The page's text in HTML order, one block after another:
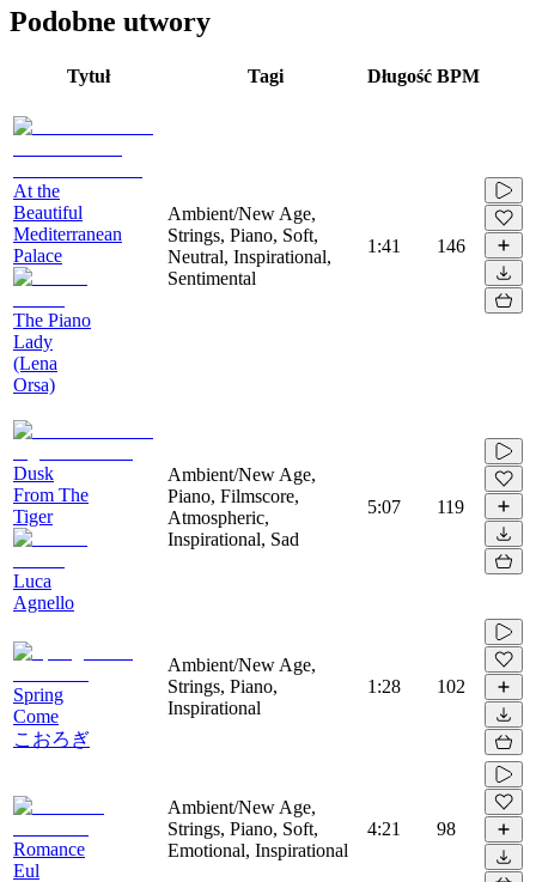
Podobne utwory
Tytuł Tagi Długość BPM
At the
Beautiful
Mediterranean
Palace
The Piano
Lady
(Lena
Orsa)
Ambient/New Age,
Strings, Piano, Soft,
Neutral, Inspirational,
Sentimental
1:41 146
Dusk
From The
Tiger
Luca
Agnello
Ambient/New Age,
Piano, Filmscore,
Atmospheric,
Inspirational, Sad
5:07 119
Spring
Come
こおろぎ
Ambient/New Age,
Strings, Piano,
Inspirational
1:28 102
Romance
Eul
Ambient/New Age,
Strings, Piano, Soft,
Emotional, Inspirational
4:21 98